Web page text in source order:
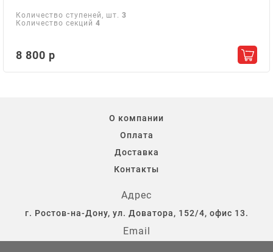
Количество ступеней, шт. 3
Количество секций 4
8 800 р
О компании
Оплата
Доставка
Контакты
Адрес
г. Ростов-на-Дону, ул. Доватора, 152/4, офис 13.
Email